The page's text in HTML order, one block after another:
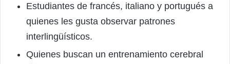
Estudiantes de francés, italiano y portugués a
quienes les gusta observar patrones
interlingüísticos.
Quienes buscan un entrenamiento cerebral